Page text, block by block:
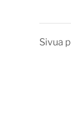
Sivua